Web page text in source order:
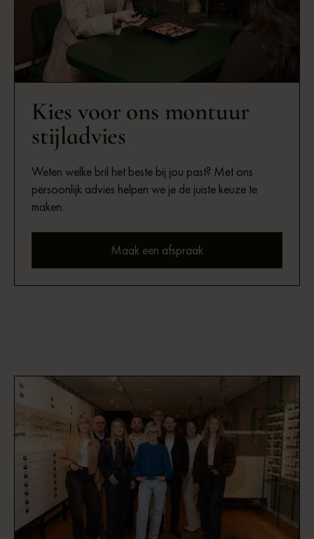
Kies voor ons montuur
stijladvies
Weten welke bril het beste bij jou past? Met ons
persoonlijk advies helpen we je de juiste keuze te
maken.
Maak een afspraak